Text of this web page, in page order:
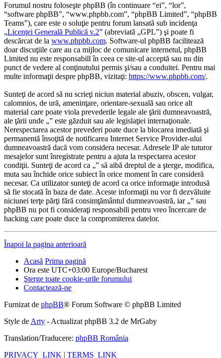
Forumul nostru foloseşte phpBB (în continuare “ei”, “lor”,
“software phpBB”, “www.phpbb.com”, “phpBB Limited”, “phpBB
Teams”), care este o soluţie pentru forum lansată sub incidenţa
„Licenţei Generală Publică v.2” (abreviată „GPL”) şi poate fi
descărcat de la www.phpbb.com. Software-ul phpBB facilitează
doar discuţiile care au ca mijloc de comunicare internetul, phpBB
Limited nu este responsabill în ceea ce site-ul acceptă sau nu din
punct de vedere al conţinutului permis şi/sau a conduitei. Pentru mai
multe informaţii despre phpBB, vizitaţi: https://www.phpbb.com/.
Sunteţi de acord să nu scrieţi niciun material abuziv, obscen, vulgar,
calomnios, de ură, ameninţare, orientare-sexuală sau orice alt
material care poate viola prevederile legale ale ţării dumneavoastră,
ale ţării unde „” este găzduit sau ale legislaţiei internaţionale.
Nerespectarea acestor prevederi poate duce la blocarea imediată şi
permanentă însoţită de notificarea Internet Service Provider-ului
dumneavoastră dacă vom considera necesar. Adresele IP ale tuturor
mesajelor sunt înregistrate pentru a ajuta la respectarea acestor
condiţii. Sunteţi de acord ca „” să aibă dreptul de a şterge, modifica,
muta sau închide orice subiect în orice moment în care consideră
necesar. Ca utilizator sunteţi de acord ca orice informaţie introdusă
să fie stocată în baza de date. Aceste informaţii nu vor fi dezvăluite
niciunei terţe părţi fără consimţământul dumneavoastră, iar „” sau
phpBB nu pot fi consideraţi responsabili pentru vreo încercare de
hacking care poate duce la compromiterea datelor.
Înapoi la pagina anterioară
Acasă Prima pagină
Ora este UTC+03:00 Europe/Bucharest
Şterge toate cookie-urile forumului
Contactează-ne
Furnizat de phpBB® Forum Software © phpBB Limited
Style de Arty - Actualizat phpBB 3.2 de MrGaby
Translation/Traducere: phpBB România
PRIVACY_LINK | TERMS_LINK